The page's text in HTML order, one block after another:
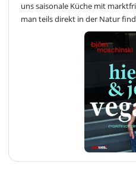
uns saisonale Küche mit
man teils direkt in der Natur